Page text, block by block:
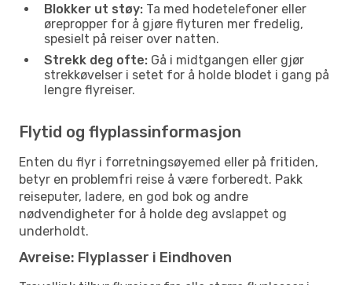
Blokker ut støy: Ta med hodetelefoner eller
ørepropper for å gjøre flyturen mer fredelig,
spesielt på reiser over natten.
Strekk deg ofte: Gå i midtgangen eller gjør
strekkøvelser i setet for å holde blodet i gang på
lengre flyreiser.
Flytid og flyplassinformasjon
Enten du flyr i forretningsøyemed eller på fritiden,
betyr en problemfri reise å være forberedt. Pakk
reiseputer, ladere, en god bok og andre
nødvendigheter for å holde deg avslappet og
underholdt.
Avreise: Flyplasser i Eindhoven